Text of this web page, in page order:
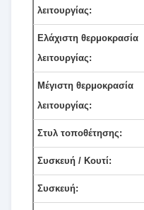
λειτουργίας:
Ελάχιστη θερμοκρασία
λειτουργίας:
Μέγιστη θερμοκρασία
λειτουργίας:
Στυλ τοποθέτησης:
Συσκευή / Κουτί:
Συσκευή: